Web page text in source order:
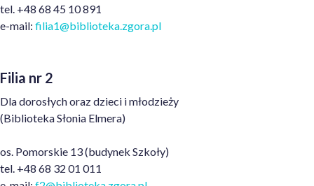
tel. +48 68 45 10 891
e-mail: filia1@biblioteka.zgora.pl
Filia nr 2
Dla dorosłych oraz dzieci i młodzieży
(Biblioteka Słonia Elmera)
os. Pomorskie 13 (budynek Szkoły)
tel. +48 68 32 01 011